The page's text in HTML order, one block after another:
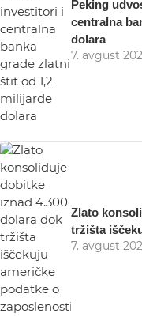
Peking
centralna
dolara
7. avgust
Zlato
tržišta
7. avgust